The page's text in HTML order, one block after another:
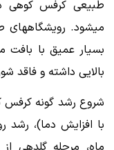
طبیعی کرفس
میشود. رویشگاههای
بسیار عمیق با
بالایی داشته و فاقد
شروع رشد گونه کرفس
با افزایش دما)، رشد